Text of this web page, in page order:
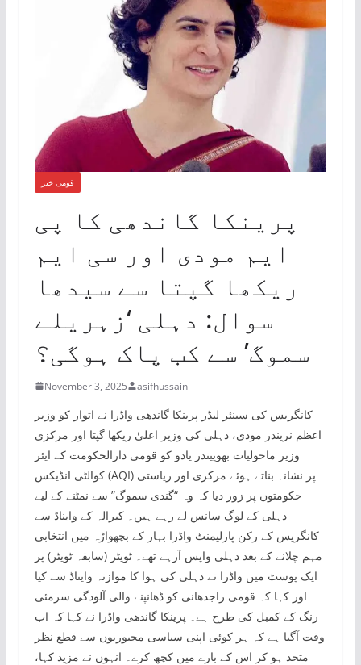
قومی خبر
پرینکا گاندھی کا پی
ایم مودی اور سی ایم
ریکھا گپتا سے سیدھا
سوال: دہلی ‘زہریلے
سموگ’ سے کب پاک ہوگی؟
November 3, 2025 asifhussain
کانگریس کی سینئر لیڈر پرینکا گاندھی واڈرا نے اتوار کو وزیر
اعظم نریندر مودی، دہلی کی وزیر اعلیٰ ریکھا گپتا اور مرکزی
وزیر ماحولیات بھوپیندر یادو کو قومی دارالحکومت کے ایئر
کوالٹی انڈیکس (AQI) پر نشانہ بناتے ہوئے مرکزی اور ریاستی
حکومتوں پر زور دیا کہ وہ “گندی سموگ” سے نمٹنے کے لیے
دہلی کے لوگ سانس لے رہے ہیں۔ کیرالہ کے وایناڈ سے
کانگریس کے رکن پارلیمنٹ واڈرا بہار کے بچھواڑہ میں انتخابی
مہم چلانے کے بعد دہلی واپس آرہے تھے۔ ٹویٹر (سابقہ ​​ٹویٹر) پر
ایک پوسٹ میں واڈرا نے دہلی کی ہوا کا موازنہ وایناڈ سے کیا
اور کہا کہ قومی راجدھانی کو ڈھانپنے والی آلودگی سرمئی
رنگ کے کمبل کی طرح ہے۔ پرینکا گاندھی واڈرا نے کہا کہ اب
وقت آگیا ہے کہ ہر کوئی اپنی سیاسی مجبوریوں سے قطع نظر
متحد ہو کر اس کے بارے میں کچھ کرے۔ انہوں نے مزید کہا،